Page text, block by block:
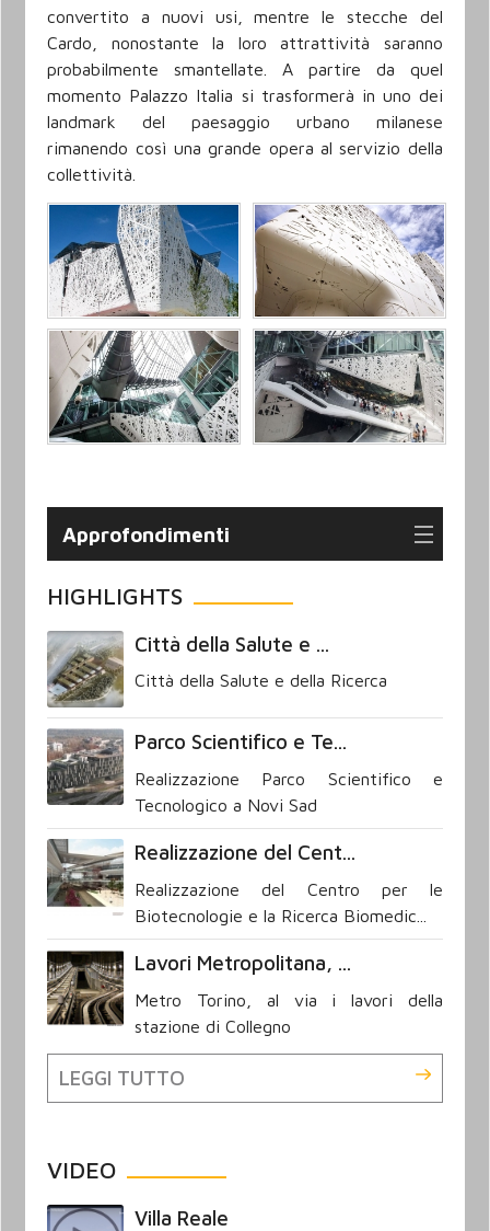
convertito a nuovi usi, mentre le stecche del
Cardo, nonostante la loro attrattività saranno
probabilmente smantellate. A partire da quel
momento Palazzo Italia si trasformerà in uno dei
landmark del paesaggio urbano milanese
rimanendo così una grande opera al servizio della
collettività.
Approfondimenti
HIGHLIGHTS
Città della Salute e ...
Città della Salute e della Ricerca
Parco Scientifico e Te...
Realizzazione Parco Scientifico e
Tecnologico a Novi Sad
Realizzazione del Cent...
Realizzazione del Centro per le
Biotecnologie e la Ricerca Biomedic...
Lavori Metropolitana, ...
Metro Torino, al via i lavori della
stazione di Collegno
LEGGI TUTTO
VIDEO
Villa Reale